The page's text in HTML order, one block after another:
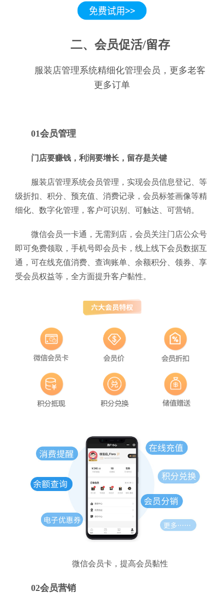
二、会员促活/留存
服装店管理系统精细化管理会员，更多老客
更多订单
01会员管理
门店要赚钱，利润要增长，留存是关键
服装店管理系统会员管理，实现会员信息登记、等
级折扣、积分、预充值、消费记录，会员标签画像等精
细化、数字化管理，客户可识别、可触达、可营销。
微信会员一卡通，无需到店，会员关注门店公众号
即可免费领取，手机号即会员卡，线上线下会员数据互
通，可在线充值消费、查询账单、余额积分、领券、享
受会员权益等，全方面提升客户黏性。
微信会员卡，提高会员黏性
02会员营销